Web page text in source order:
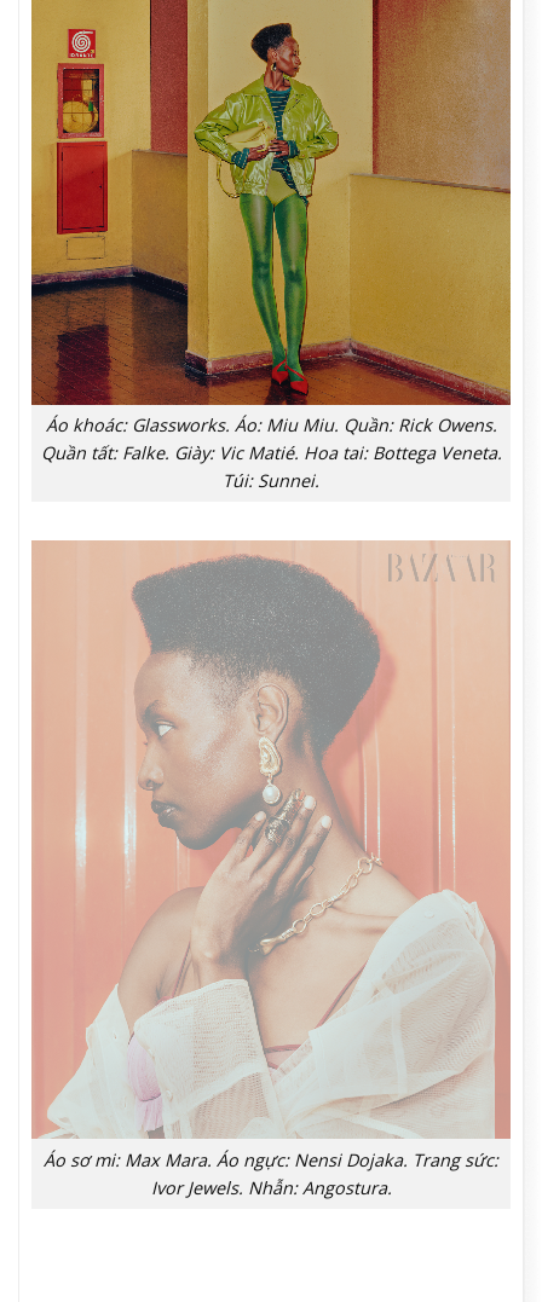
Áo khoác: Glassworks. Áo: Miu Miu. Quần: Rick Owens.
Quần tất: Falke. Giày: Vic Matié. Hoa tai: Bottega Veneta.
Túi: Sunnei.
Áo sơ mi: Max Mara. Áo ngực: Nensi Dojaka. Trang sức:
Ivor Jewels. Nhẫn: Angostura.